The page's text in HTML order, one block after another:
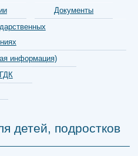
Документы
информация)
детей, подростков